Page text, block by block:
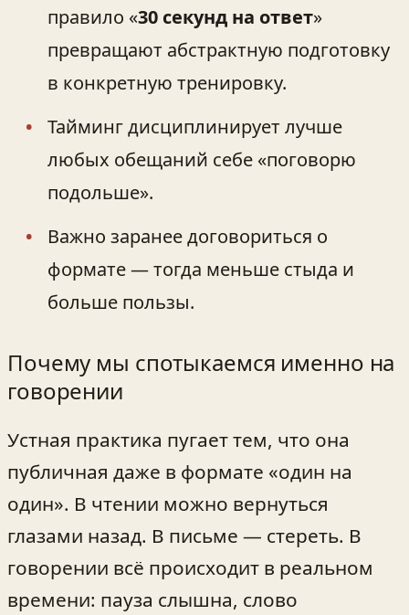
правило «30 секунд на ответ»
превращают абстрактную подготовку
в конкретную тренировку.
Тайминг дисциплинирует лучше
любых обещаний себе «поговорю
подольше».
Важно заранее договориться о
формате — тогда меньше стыда и
больше пользы.
Почему мы спотыкаемся именно на
говорении
Устная практика пугает тем, что она
публичная даже в формате «один на
один». В чтении можно вернуться
глазами назад. В письме — стереть. В
говорении всё происходит в реальном
времени: пауза слышна, слово